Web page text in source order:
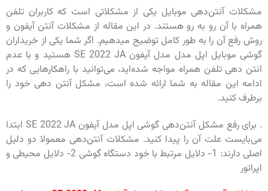
مشکلات آنتن‌دهی موبایل یکی از مشکلاتی است که کاربران تلفن
همراه با آن رو به رو هستند. در این مقاله از مشکلات آنتن آیفون و
روش رفع آن را به طور کامل توضیح میدهیم. اگر شما یکی از خریداران
گوشی موبایل اپل مدل مدل آیفون SE 2022 JA هستید و با عدم
انتن دهی تلفن همراه مواجه شده‌اید، می‌توانید با راهکارهایی که در
ادامه این مقاله به شما ارائه شده است، مشکل آنتن دهی خود را
برطرف کنید.
. برای رفع مشکل آنتن‌دهی گوشی اپل مدل آیفون SE 2022 JA ابتدا
می‌بایست علت آن را پیدا کنید. مشکلات آنتن‌دهی معمولا دو دلیل
اصلی دارند: 1- دلایل مرتبط با خود دستگاه گوشی 2- دلایل محیطی و
اپراتور